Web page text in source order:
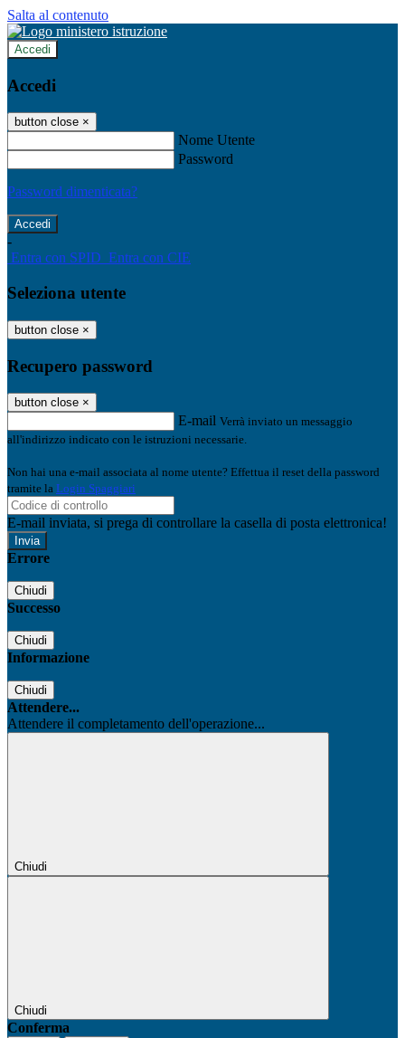
Salta al contenuto
Accedi
Accedi
button close ×
Nome Utente
Password
Password dimenticata?
-
Entra con SPID Entra con CIE
Seleziona utente
button close ×
Recupero password
button close ×
E-mail Verrà inviato un messaggio
all'indirizzo indicato con le istruzioni necessarie.
Non hai una e-mail associata al nome utente? Effettua il reset della password
tramite la Login Spaggiari
E-mail inviata, si prega di controllare la casella di posta elettronica!
Errore
Chiudi
Successo
Chiudi
Informazione
Chiudi
Attendere...
Attendere il completamento dell'operazione...
Chiudi
Chiudi
Conferma